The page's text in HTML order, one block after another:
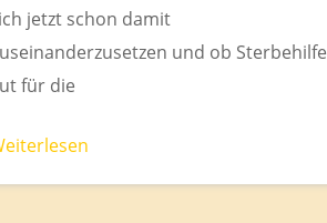
jetzt schon damit
und ob Sterbehilfe
für die